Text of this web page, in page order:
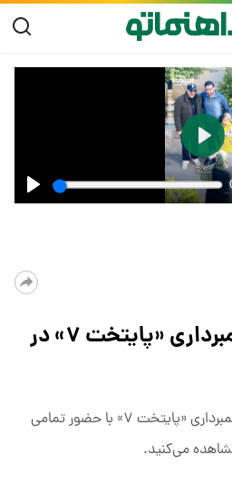
آخرین روز‌های فیلمبرداری «پایتخت ۷» در
تصاویری از آخرین روز‌های فیلمبرداری «پایتخت ۷» با حضور تمامی
مشاهده می‌کنید.